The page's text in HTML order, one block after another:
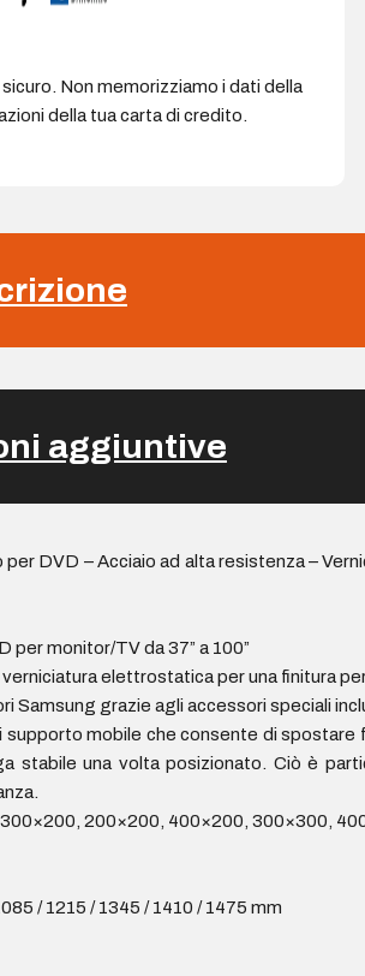
Non memorizziamo i dati della
della tua carta di credito.
aggiuntive
DVD – Acciaio ad alta resistenza –
monitor/TV da 37” a 100”
elettrostatica per una finitura
grazie agli accessori speciali
mobile che consente di spostare
stabile una volta posizionato. Ciò è
200×200, 400×200, 300×300,
/ 1215 / 1345 / 1410 / 1475 mm